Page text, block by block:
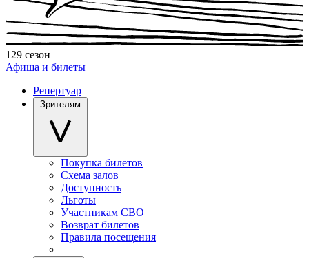
129 сезон
Афиша и билеты
Репертуар
Зрителям
Покупка билетов
Схема залов
Доступность
Льготы
Участникам СВО
Возврат билетов
Правила посещения